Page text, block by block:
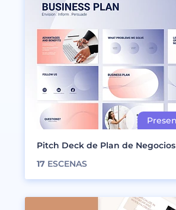
Pitch Deck de Plan de Negocios
17 ESCENAS